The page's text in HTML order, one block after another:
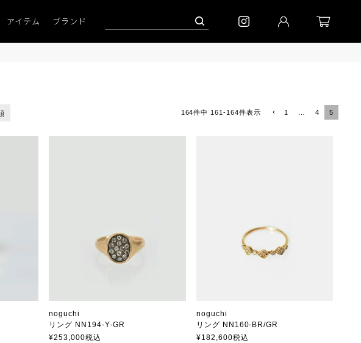
ンスリーポイントキャンペーン」 到着(8/7)｜eb.a.gos 予約│「エッグジャケット GREY」
アイテム ブランド
164件中 161-164件表示 1 4 5
noguchi
リング NN194-Y-GR
ノグチ
¥253,000税込
noguchi
リング NN160-BR/GR
ノグチ
¥182,600税込